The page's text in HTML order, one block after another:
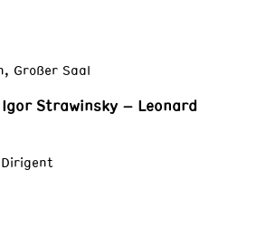
Großer Saal
Strawinsky – Leonard